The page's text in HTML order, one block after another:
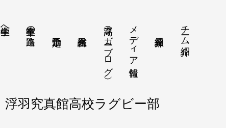
チーム紹介
メディア情報
浮高ラガー（ブログ）
卒業生の進路
中学生へ
浮羽究真館高校ラグビー部